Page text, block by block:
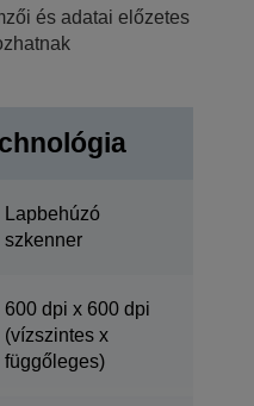
és adatai előzetes
Lapbehúzó
szkenner
600 dpi x 600 dpi
(vízszintes x
függőleges)